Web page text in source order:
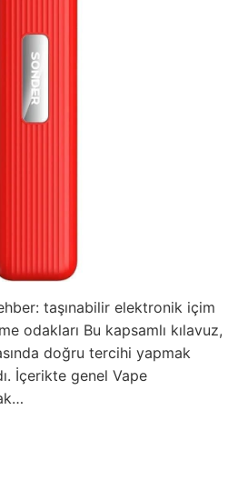
taşınabilir elektronik içim
odakları Bu kapsamlı kılavuz,
doğru tercihi yapmak
İçerikte genel Vape